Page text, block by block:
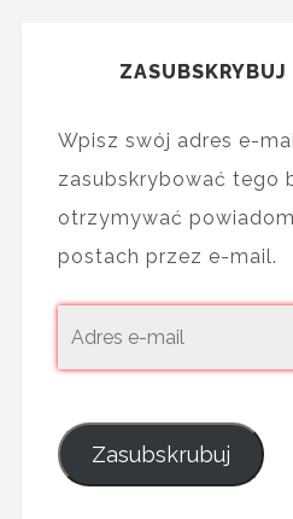
Wpisz swój adres e-
zasubskrybować tego
otrzymywać
postach przez e-mail.
Zasubskrubuj